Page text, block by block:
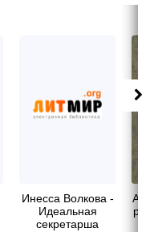
Инесса Волкова -
Идеальная
секретарша